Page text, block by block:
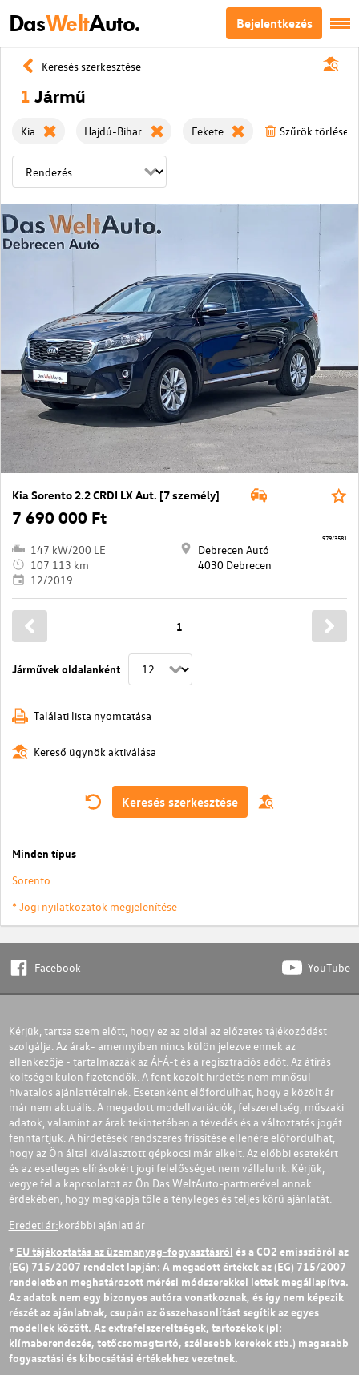
DasWeltAuto. Bejelentkezés
Keresés szerkesztése
1 Jármű
Kia Hajdú-Bihar Fekete Szűrök törlése
Kia Sorento 2.2 CRDI LX Aut. [7 személy]
7 690 000 Ft
147 kW/200 LE
107 113 km
12/2019
Debrecen Autó
4030 Debrecen
979/3581
Járművek oldalanként
1
Találati lista nyomtatása
Kereső ügynök aktiválása
Keresés szerkesztése
Minden típus
Sorento
* Jogi nyilatkozatok megjelenítése
Facebook YouTube
Kérjük, tartsa szem előtt, hogy ez az oldal az előzetes tájékozódást
szolgálja. Az árak- amennyiben nincs külön jelezve ennek az
ellenkezője - tartalmazzák az ÁFÁ-t és a regisztrációs adót. Az átírás
költségei külön fizetendők. A fent közölt hirdetés nem minősül
hivatalos ajánlattételnek. Esetenként előfordulhat, hogy a közölt ár
már nem aktuális. A megadott modellvariációk, felszereltség, műszaki
adatok, valamint az árak tekintetében a tévedés és a változtatás jogát
fenntartjuk. A hirdetések rendszeres frissítése ellenére előfordulhat,
hogy az Ön által kiválasztott gépkocsi már elkelt. Az előbbi esetekért
és az esetleges elírásokért jogi felelősséget nem vállalunk. Kérjük,
vegye fel a kapcsolatot az Ön Das WeltAuto-partnerével annak
érdekében, hogy megkapja tőle a tényleges és teljes körű ajánlatát.
Eredeti ár:korábbi ajánlati ár
* EU tájékoztatás az üzemanyag-fogyasztásról és a CO2 emisszióról az
(EG) 715/2007 rendelet lapján: A megadott értékek az (EG) 715/2007
rendeletben meghatározott mérési módszerekkel lettek megállapítva.
Az adatok nem egy bizonyos autóra vonatkoznak, és így nem képezik
részét az ajánlatnak, csupán az összehasonlítást segítik az egyes
modellek között. Az extrafelszereltségek, tartozékok (pl:
klímaberendezés, tetőcsomagtartó, szélesebb kerekek stb.) magasabb
fogyasztási és kibocsátási értékekhez vezetnek.